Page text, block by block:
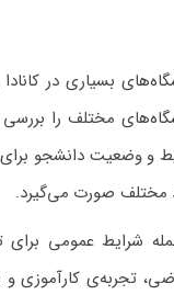
بسیاری در
مختلف را
و وضعیت دانشجو برای
مختلف صورت می‌گیرد.
شرایط عمومی
تجربه‌ی کارآموزی و